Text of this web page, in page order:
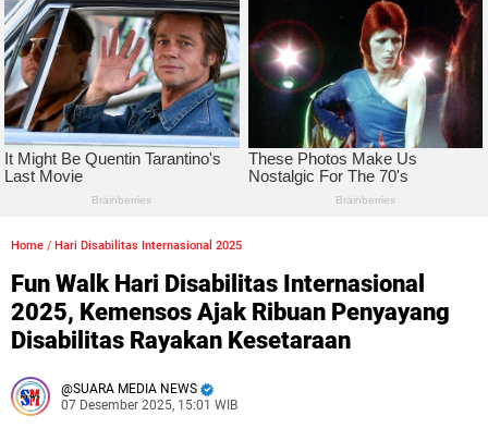
Home / Hari Disabilitas Internasional 2025
Fun Walk Hari Disabilitas Internasional
2025, Kemensos Ajak Ribuan Penyayang
Disabilitas Rayakan Kesetaraan
SUARA MEDIA NEWS
07 Desember 2025, 15:01 WIB